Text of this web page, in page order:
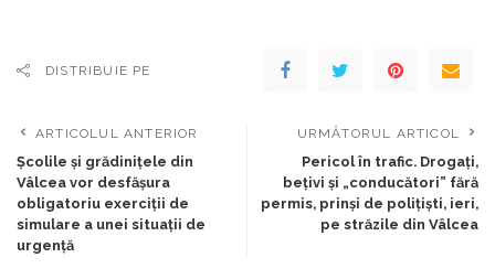
DISTRIBUIE PE
ARTICOLUL ANTERIOR
Școlile și grădinițele din
Vâlcea vor desfășura
obligatoriu exerciții de
simulare a unei situații de
urgență
URMĂTORUL ARTICOL
Pericol în trafic. Drogați,
bețivi și „conducători” fără
permis, prinși de polițiști, ieri,
pe străzile din Vâlcea